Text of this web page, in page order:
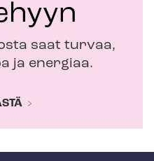
saat turvaa,
ja energiaa.